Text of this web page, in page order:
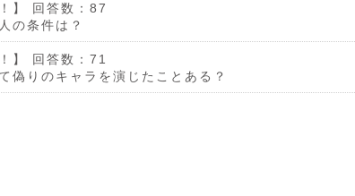
】
回答数：87
の条件は？
】
回答数：71
偽りのキャラを演じたことある？